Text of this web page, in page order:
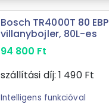
Bosch TR4000T 80 EBP
villanybojler, 80L-es
94 800 Ft
szállítási díj: 1 490Ft
Intelligens funkcióval